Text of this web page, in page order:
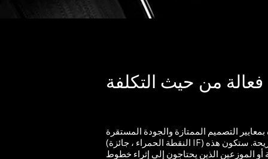
من حيث التكلفة
التصميم الممتازة والجودة المستقرة
(النقطة الحمراء ، جائزة IF) فحسب ، بل تتمتع أيضًا بتجربة مريحة. ستكون هذه
أو الموزعين الذين يحتاجون إلى إثراء خطوط